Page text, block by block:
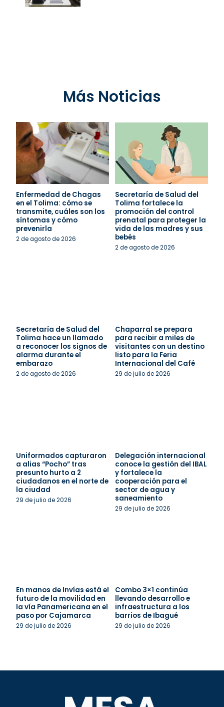
Más Noticias
Enfermedad de Chagas
en el Tolima: cómo se
transmite, cuáles son los
síntomas y cómo
prevenirla
2 de agosto de 2026
Secretaría de Salud del
Tolima fortalece la
promoción del control
prenatal para proteger la
vida de las madres y sus
bebés
2 de agosto de 2026
Secretaría de Salud del
Tolima hace un llamado
a reconocer los signos de
alarma durante el
embarazo
2 de agosto de 2026
Chaparral se prepara
para recibir a miles de
visitantes con un destino
listo para la Feria
Internacional del Café
29 de julio de 2026
Uniformados capturaron
a alias “Pocho” tras
presunto hurto a 2
ciudadanos en el norte de
la ciudad
29 de julio de 2026
Delegación internacional
conoce la gestión del IBAL
y fortalece la
cooperación para el
sector de agua y
saneamiento
29 de julio de 2026
En manos de Invías está el
futuro de la movilidad en
la vía Panamericana en el
paso por Cajamarca
29 de julio de 2026
Combo 3×1 continúa
llevando desarrollo e
infraestructura a los
barrios de Ibagué
29 de julio de 2026